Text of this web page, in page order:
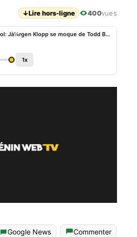
↓Lire hors-ligne 400vues
Liverpool: Jà¼rgen Klopp se moque de Todd Boehly, nouveau propriétaire de Chelsea
1x
Google News
Commenter